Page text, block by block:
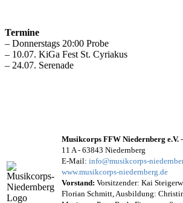
Termine
– Donnerstags 20:00 Probe
– 10.07. KiGa Fest St. Cyriakus
– 24.07. Serenade
Musikcorps FFW Niedernberg e.V.
11 A - 63843 Niedernberg
E-Mail: info@musikcorps-
www.musikcorps-niedernberg.de
Vorstand: Vorsitzender: Kai
Florian Schmitt, Ausbildung: